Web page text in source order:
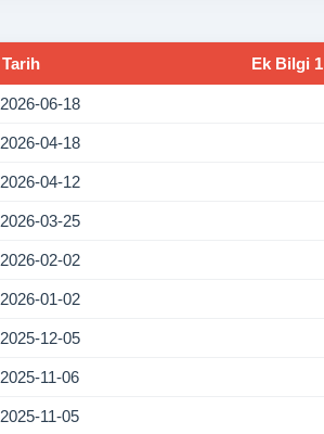
Tarih Ek Bilgi 1
2026-06-18
2026-04-18
2026-04-12
2026-03-25
2026-02-02
2026-01-02
2025-12-05
2025-11-06
2025-11-05